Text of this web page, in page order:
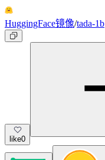
HuggingFace镜像/tada-1b
like0